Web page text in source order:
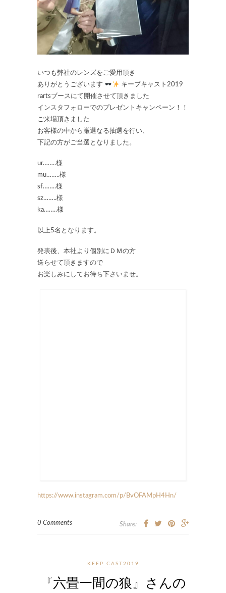
いつも弊社のレンズをご愛用頂き
ありがとうございます
キープキャスト2019
rartsブースにて開催させて頂きました
インスタフォローでのプレゼントキャンペーン！！
ご来場頂きました
お客様の中から厳選なる抽選を行い、
下記の方がご当選となりました。
ur……..様
mu……..様
sf……..様
sz……..様
ka……..様
以上5名となります。
発表後、本社より個別にＤＭの方
送らせて頂きますので
お楽しみにしてお待ち下さいませ。
https://www.instagram.com/p/BvOFAMpH4Hn/
0 Comments Share:
KEEP CAST2019
『六畳一間の狼』さんの